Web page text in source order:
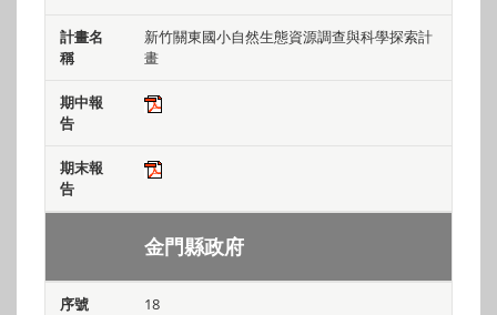
新竹關東國小自然生態資源調查與科學探索計
畫
金門縣政府
18